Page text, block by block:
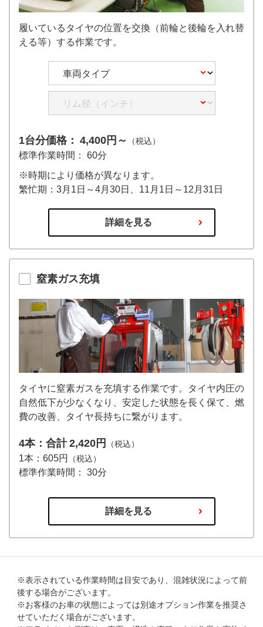
履いているタイヤの位置を交換（前輪と後輪を入れ替
える等）する作業です。
1台分価格： 4,400円～ （税込）
標準作業時間： 60分
※時期により価格が異なります。
繁忙期：3月1日～4月30日、11月1日～12月31日
詳細を見る
窒素ガス充填
タイヤに窒素ガスを充填する作業です。タイヤ内圧の
自然低下が少なくなり、安定した状態を長く保て、燃
費の改善、タイヤ長持ちに繋がります。
4本：合計 2,420円 （税込）
1本： 605円 （税込）
標準作業時間： 30分
詳細を見る
※表示されている作業時間は目安であり、混雑状況によって前
後する場合がございます。
※お客様のお車の状態によっては別途オプション作業を推奨さ
せていただく場合がございます。